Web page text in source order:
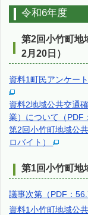
令和6年度
第2回小竹町地
2月20日）
資料1町民アンケー
資料2地域公共交通
業）について（
第2回小竹町地域公
ロバイト）
第1回小竹町地
議事次第（PDF：
資料1小竹町地域公